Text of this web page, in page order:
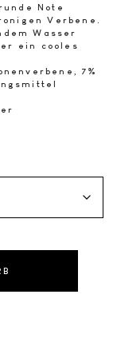
Note
Verbene.
Wasser
ein cooles
7%